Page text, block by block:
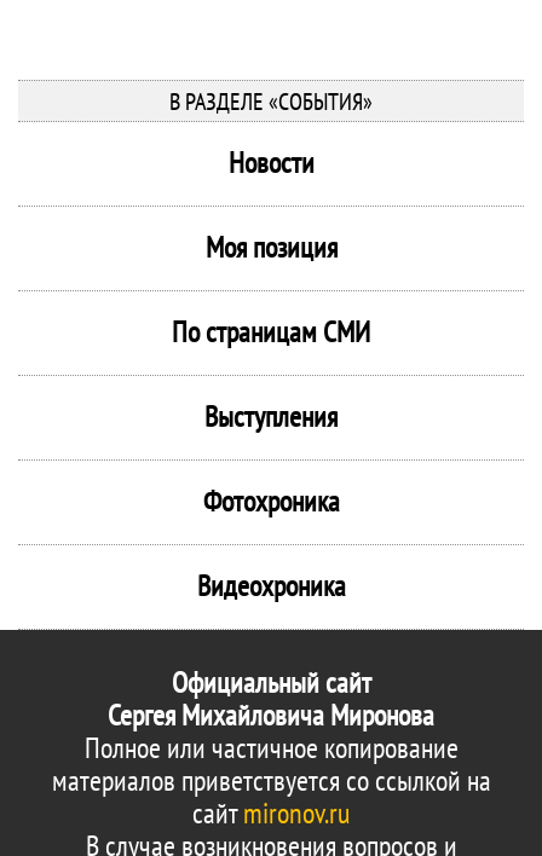
В РАЗДЕЛЕ «СОБЫТИЯ»
Новости
Моя позиция
По страницам СМИ
Выступления
Фотохроника
Видеохроника
Официальный сайт
Сергея Михайловича Миронова
Полное или частичное копирование
материалов приветствуется со ссылкой на
сайтmironov.ru
В случае возникновения вопросов и